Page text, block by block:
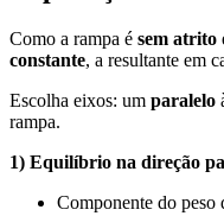
Como a rampa é sem atrito
constante, a resultante em
Escolha eixos: um paralelo
rampa.
1) Equilíbrio na direção
Componente do peso